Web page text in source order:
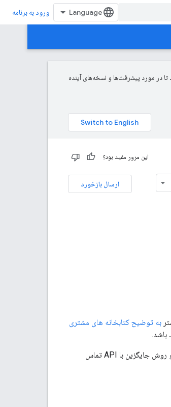
ورود به برنامه
تا در مورد پیشرفت‌ها و نسخه‌های آینده
این مرور مفید بود؟
ارسال بازخورد
به توضیح کتابخانه های مشتری
باشد.
با اتصالات REST است. این بدان معنی است که می توانید به دو روش جایگزین با API تماس